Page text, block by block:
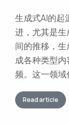
生成式AI的起
进，尤其是
间的推移，
成各种类型
频。这一领域
Read article